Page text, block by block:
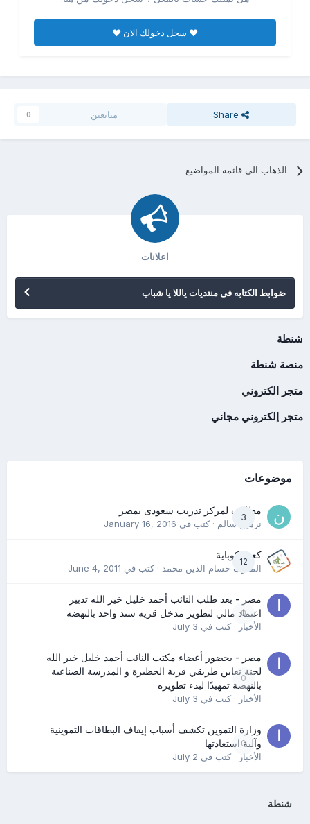
♥ سجل دخولك الان ♥
Share متابعين 0
الذهاب الي قائمه المواضيع
اعلانات
ضوابط الكتابه فى منتديات ياللا يا شباب
شنطة
منصة شنطة
متجر الكتروني
متجر إلكتروني مجاني
موضوعات
3
مطلوب لمركز تدريب سعودى بمصر
نرمين سالم· كتب في January 16, 2016
12
كعب كوباية
المدرب حسام الدين محمد· كتب في June 4, 2011
0
مصر - بعد طلب النائب أحمد خليل خير الله تدبير
اعتماد مالي لتطوير مدخل قرية سند واحد بالنهضة
الأخبار· كتب في July 3
0
مصر - بحضور أعضاء مكتب النائب أحمد خليل خير الله
لجنة تعاين طريقي قرية الحظيرة و المدرسة الصناعية
بالنهضة تمهيدًا لبدء تطويره
الأخبار· كتب في July 3
0
وزارة التموين تكشف أسباب إيقاف البطاقات التموينية
وآلية استعادتها
الأخبار· كتب في July 2
شنطة